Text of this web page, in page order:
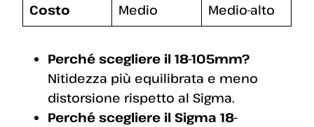
Costo
Medio Medio-alto
Perché scegliere il 18-105mm?
Nitidezza più equilibrata e meno
distorsione rispetto al Sigma.
Perché scegliere il Sigma 18-